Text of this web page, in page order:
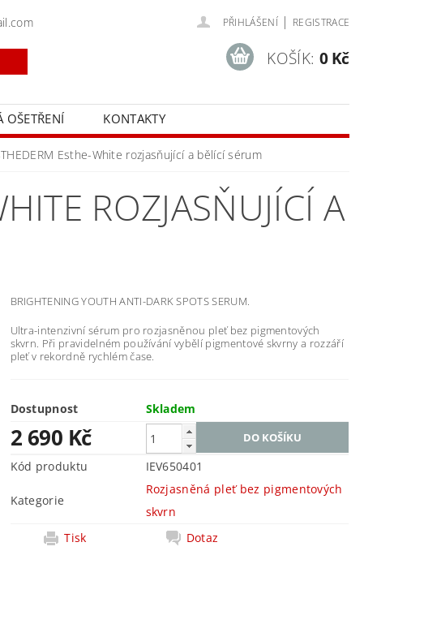
PŘIHLÁŠENÍ | REGISTRACE
KOŠÍK: 0 Kč
OŠETŘENÍ KONTAKTY
Esthe-White rozjasňující a bělící sérum
ROZJASŇUJÍCÍ A
BRIGHTENING YOUTH ANTI-DARK SPOTS SERUM.
Ultra-intenzivní sérum pro rozjasněnou pleť bez pigmentových
skvrn. Při pravidelném používání vybělí pigmentové skvrny a rozzáří
pleť v rekordně rychlém čase.
Dostupnost Skladem
2 690 Kč
Kód produktu IEV650401
Kategorie
Rozjasněná pleť bez pigmentových
skvrn
Tisk
Dotaz